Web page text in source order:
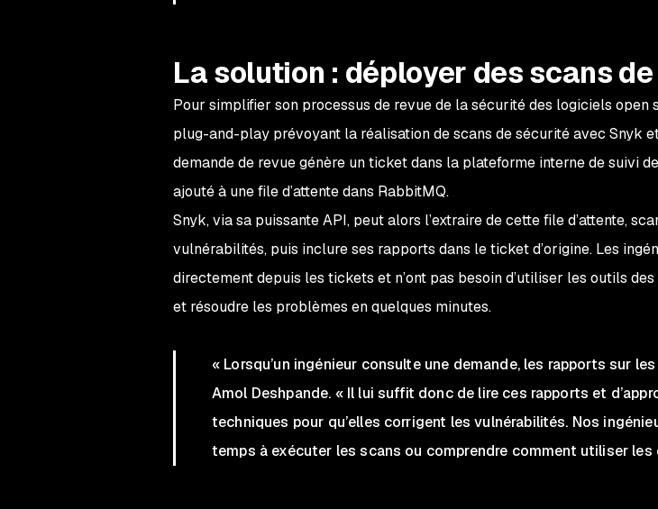
La solution : déployer des scans
Pour simplifier son processus de revue de la sécurité des logiciels
plug-and-play prévoyant la réalisation de scans de sécurité avec Snyk
demande de revue génère un ticket dans la plateforme interne de suivi
ajouté à une file d’attente dans RabbitMQ.
Snyk, via sa puissante API, peut alors l’extraire de cette file d’attente,
vulnérabilités, puis inclure ses rapports dans le ticket d’origine. Les
directement depuis les tickets et n’ont pas besoin d’utiliser les outils
et résoudre les problèmes en quelques minutes.
« Lorsqu’un ingénieur consulte une demande, les rapports sur
Amol Deshpande. « Il lui suffit donc de lire ces rapports et
techniques pour qu’elles corrigent les vulnérabilités. Nos
temps à exécuter les scans ou comprendre comment utiliser